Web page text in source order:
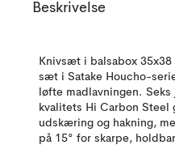
Beskrivelse
Knivsæt i balsabox
sæt i Satake Houcho-
løfte madlavningen.
kvalitets Hi Carbon
udskæring og hakning,
på 15° for skarpe,